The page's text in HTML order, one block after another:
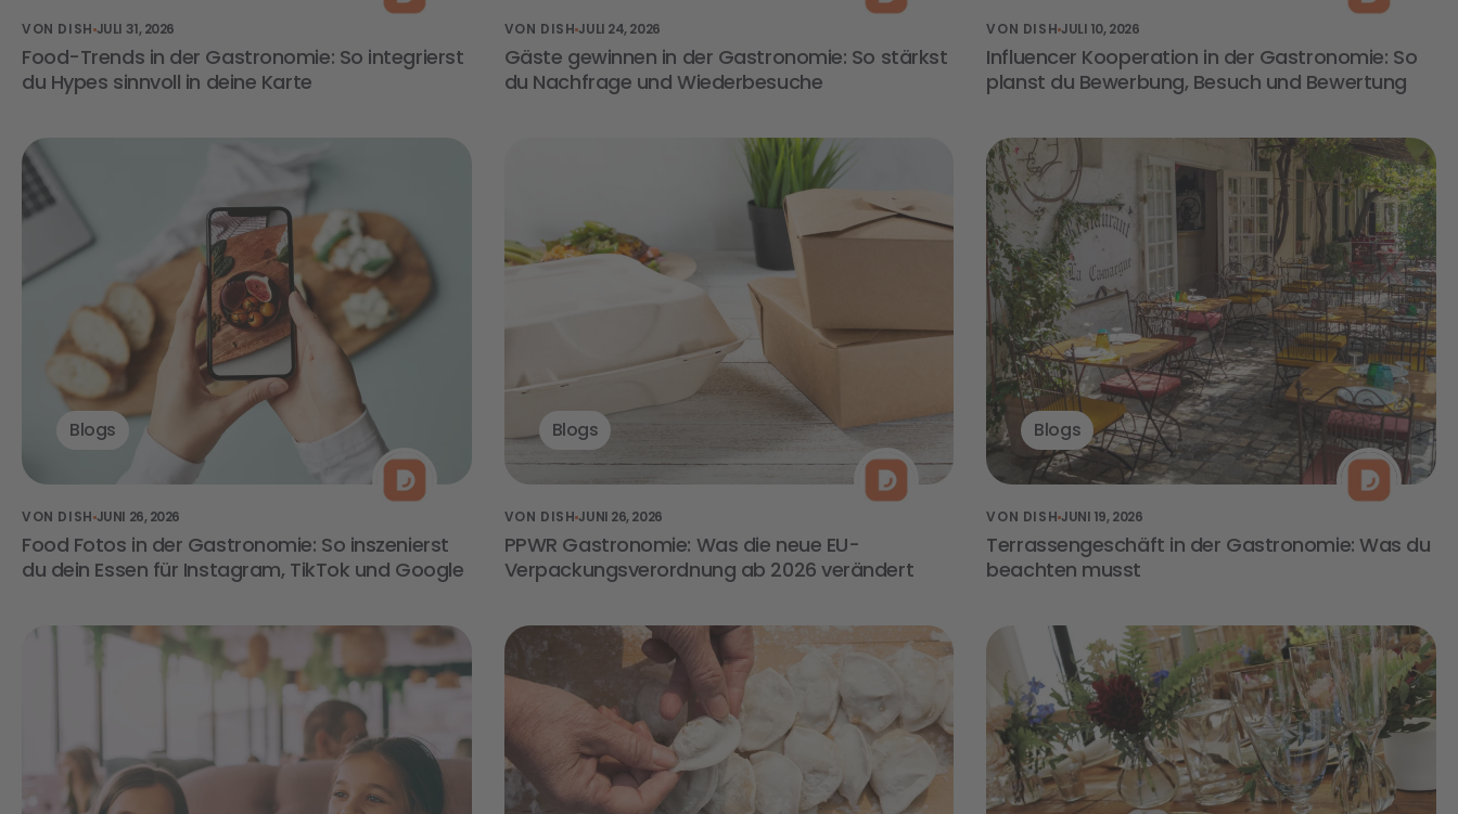
VON DISH JULI 31, 2026
Food-Trends in der Gastronomie: So integrierst
du Hypes sinnvoll in deine Karte
VON DISH JULI 24, 2026
Gäste gewinnen in der Gastronomie: So stärkst
du Nachfrage und Wiederbesuche
VON DISH JULI 10, 2026
Influencer Kooperation in der Gastronomie: So
planst du Bewerbung, Besuch und Bewertung
Blogs
VON DISH JUNI 26, 2026
Food Fotos in der Gastronomie: So inszenierst
du dein Essen für Instagram, TikTok und Google
Blogs
VON DISH JUNI 26, 2026
PPWR Gastronomie: Was die neue EU-
Verpackungsverordnung ab 2026 verändert
Blogs
VON DISH JUNI 19, 2026
Terrassengeschäft in der Gastronomie: Was du
beachten musst